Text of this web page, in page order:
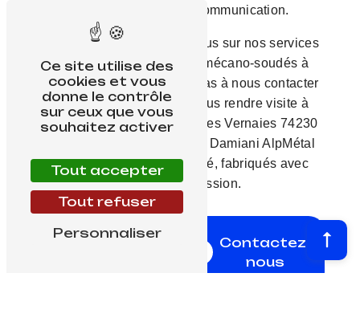
la transparence et la communication.
Vous souhaitez en savoir plus sur nos services
de fabrication de châssis mécano-soudés à
Haute Savoie ? N'hésitez pas à nous contacter
au 04 50 02 17 36 ou à nous rendre visite à
l'adresse suivante : 9 Rue des Vernaies 74230
Thones. Faites confiance à Damiani AlpMétal
pour des châssis de qualité, fabriqués avec
expertise et passion.
En
Contactez-
nous
Ce site utilise des
cookies et vous
donne le contrôle
sur ceux que vous
souhaitez activer
Tout accepter
Tout refuser
Personnaliser